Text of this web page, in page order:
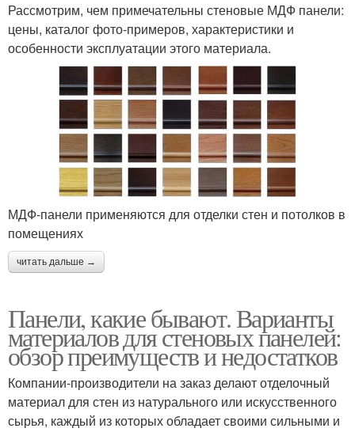
Рассмотрим, чем примечательны стеновые МДФ панели:
цены, каталог фото-примеров, характеристики и
особенности эксплуатации этого материала.
МДФ-панели применяются для отделки стен и потолков в
помещениях
читать дальше →
Панели, какие бывают. Варианты
материалов для стеновых панелей:
обзор преимуществ и недостатков
Компании-производители на заказ делают отделочный
материал для стен из натурального или искусственного
сырья, каждый из которых обладает своими сильными и